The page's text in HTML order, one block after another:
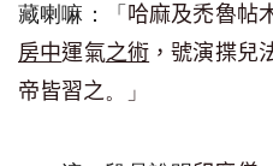
藏喇嘛 ： 「 哈麻及禿魯帖
房中運氣之術 ，號演揲兒
帝皆習之。」